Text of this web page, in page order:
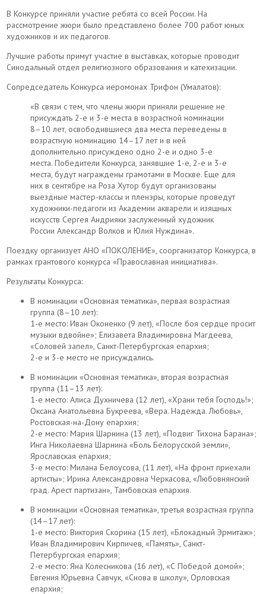
В Конкурсе приняли участие ребята со всей России. На
рассмотрение жюри было представлено более 700 работ юных
художников и их педагогов.
Лучшие работы примут участие в выставках, которые проводит
Синодальный отдел религиозного образования и катехизации.
Сопредседатель Конкурса иеромонах Трифон (Умалатов):
«В связи с тем, что члены жюри приняли решение не
присуждать 2-е и 3-е места в возрастной номинации
8–10 лет, освободившиеся два места переведены в
возрастную номинацию 14–17 лет и в ней
дополнительно присуждено одно 2-е и одно 3-е
места. Победители Конкурса, занявшие 1-е, 2-е и 3-е
места, будут награждены грамотами в Москве. Еще для
них в сентябре на Роза Хутор будут организованы
выездные мастер-классы и пленэры, которые проведут
художники-педагоги из Академии акварели и изящных
искусств Сергея Андрияки заслуженный художник
России Александр Волков и Юлия Нуждина».
Поездку организует АНО «ПОКОЛЕНИЕ», соорганизатор Конкурса, в
рамках грантового конкурса «Православная инициатива».
Результаты Конкурса:
В номинации «Основная тематика», первая возрастная
группа (8–10 лет):
1-е место: Иван Оконенко (9 лет), «После боя сердце просит
музыки вдвойне»; Елизавета Владимировна Магдеева,
«Соловей запел», Санкт-Петербургская епархия;
2-е и 3-е место не присуждались.
В номинации «Основная тематика», вторая возрастная
группа (11–13 лет):
1-е место: Алиса Духничева (12 лет), «Храни тебя Господь!»;
Оксана Анатольевна Букреева, «Вера. Надежда. Любовь»,
Ростовская-на-Дону епархия;
2-е место: Мария Шарнина (13 лет), «Подвиг Тихона Барана»;
Инга Николаевна Шарнина «Боль Белорусской земли»,
Ярославская епархия;
3-е место: Милана Белоусова, (11 лет), «На фронт приехали
артисты»; Ирина Александровна Черкасова, «Любовнянский
град. Арест партизан», Тамбовская епархия.
В номинации «Основная тематика», третья возрастная группа
(14–17 лет):
1-е место: Виктория Скорина (15 лет), «Блокадный Эрмитаж»;
Иван Владимирович Кирпичев, «Память», Санкт-
Петербургская епархия;
2-е место: Яна Колесникова (16 лет), «С Победой домой»;
Евгения Юрьевна Савчук, «Снова в школу», Орловская
епархия;